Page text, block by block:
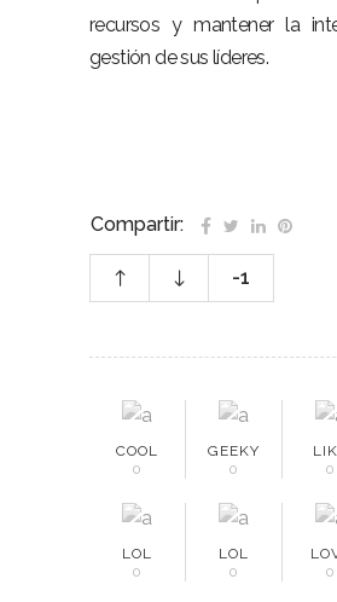
recursos y mantener la
gestión de sus líderes.
Compartir:
-1
COOL
0
GEEKY
0
0
LOL
0
LOL
0
0